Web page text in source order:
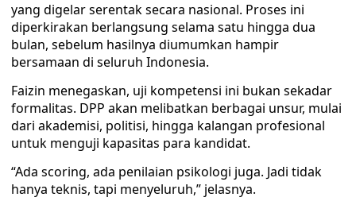
yang digelar serentak secara nasional. Proses ini
diperkirakan berlangsung selama satu hingga dua
bulan, sebelum hasilnya diumumkan hampir
bersamaan di seluruh Indonesia.
Faizin menegaskan, uji kompetensi ini bukan sekadar
formalitas. DPP akan melibatkan berbagai unsur, mulai
dari akademisi, politisi, hingga kalangan profesional
untuk menguji kapasitas para kandidat.
“Ada scoring, ada penilaian psikologi juga. Jadi tidak
hanya teknis, tapi menyeluruh,” jelasnya.